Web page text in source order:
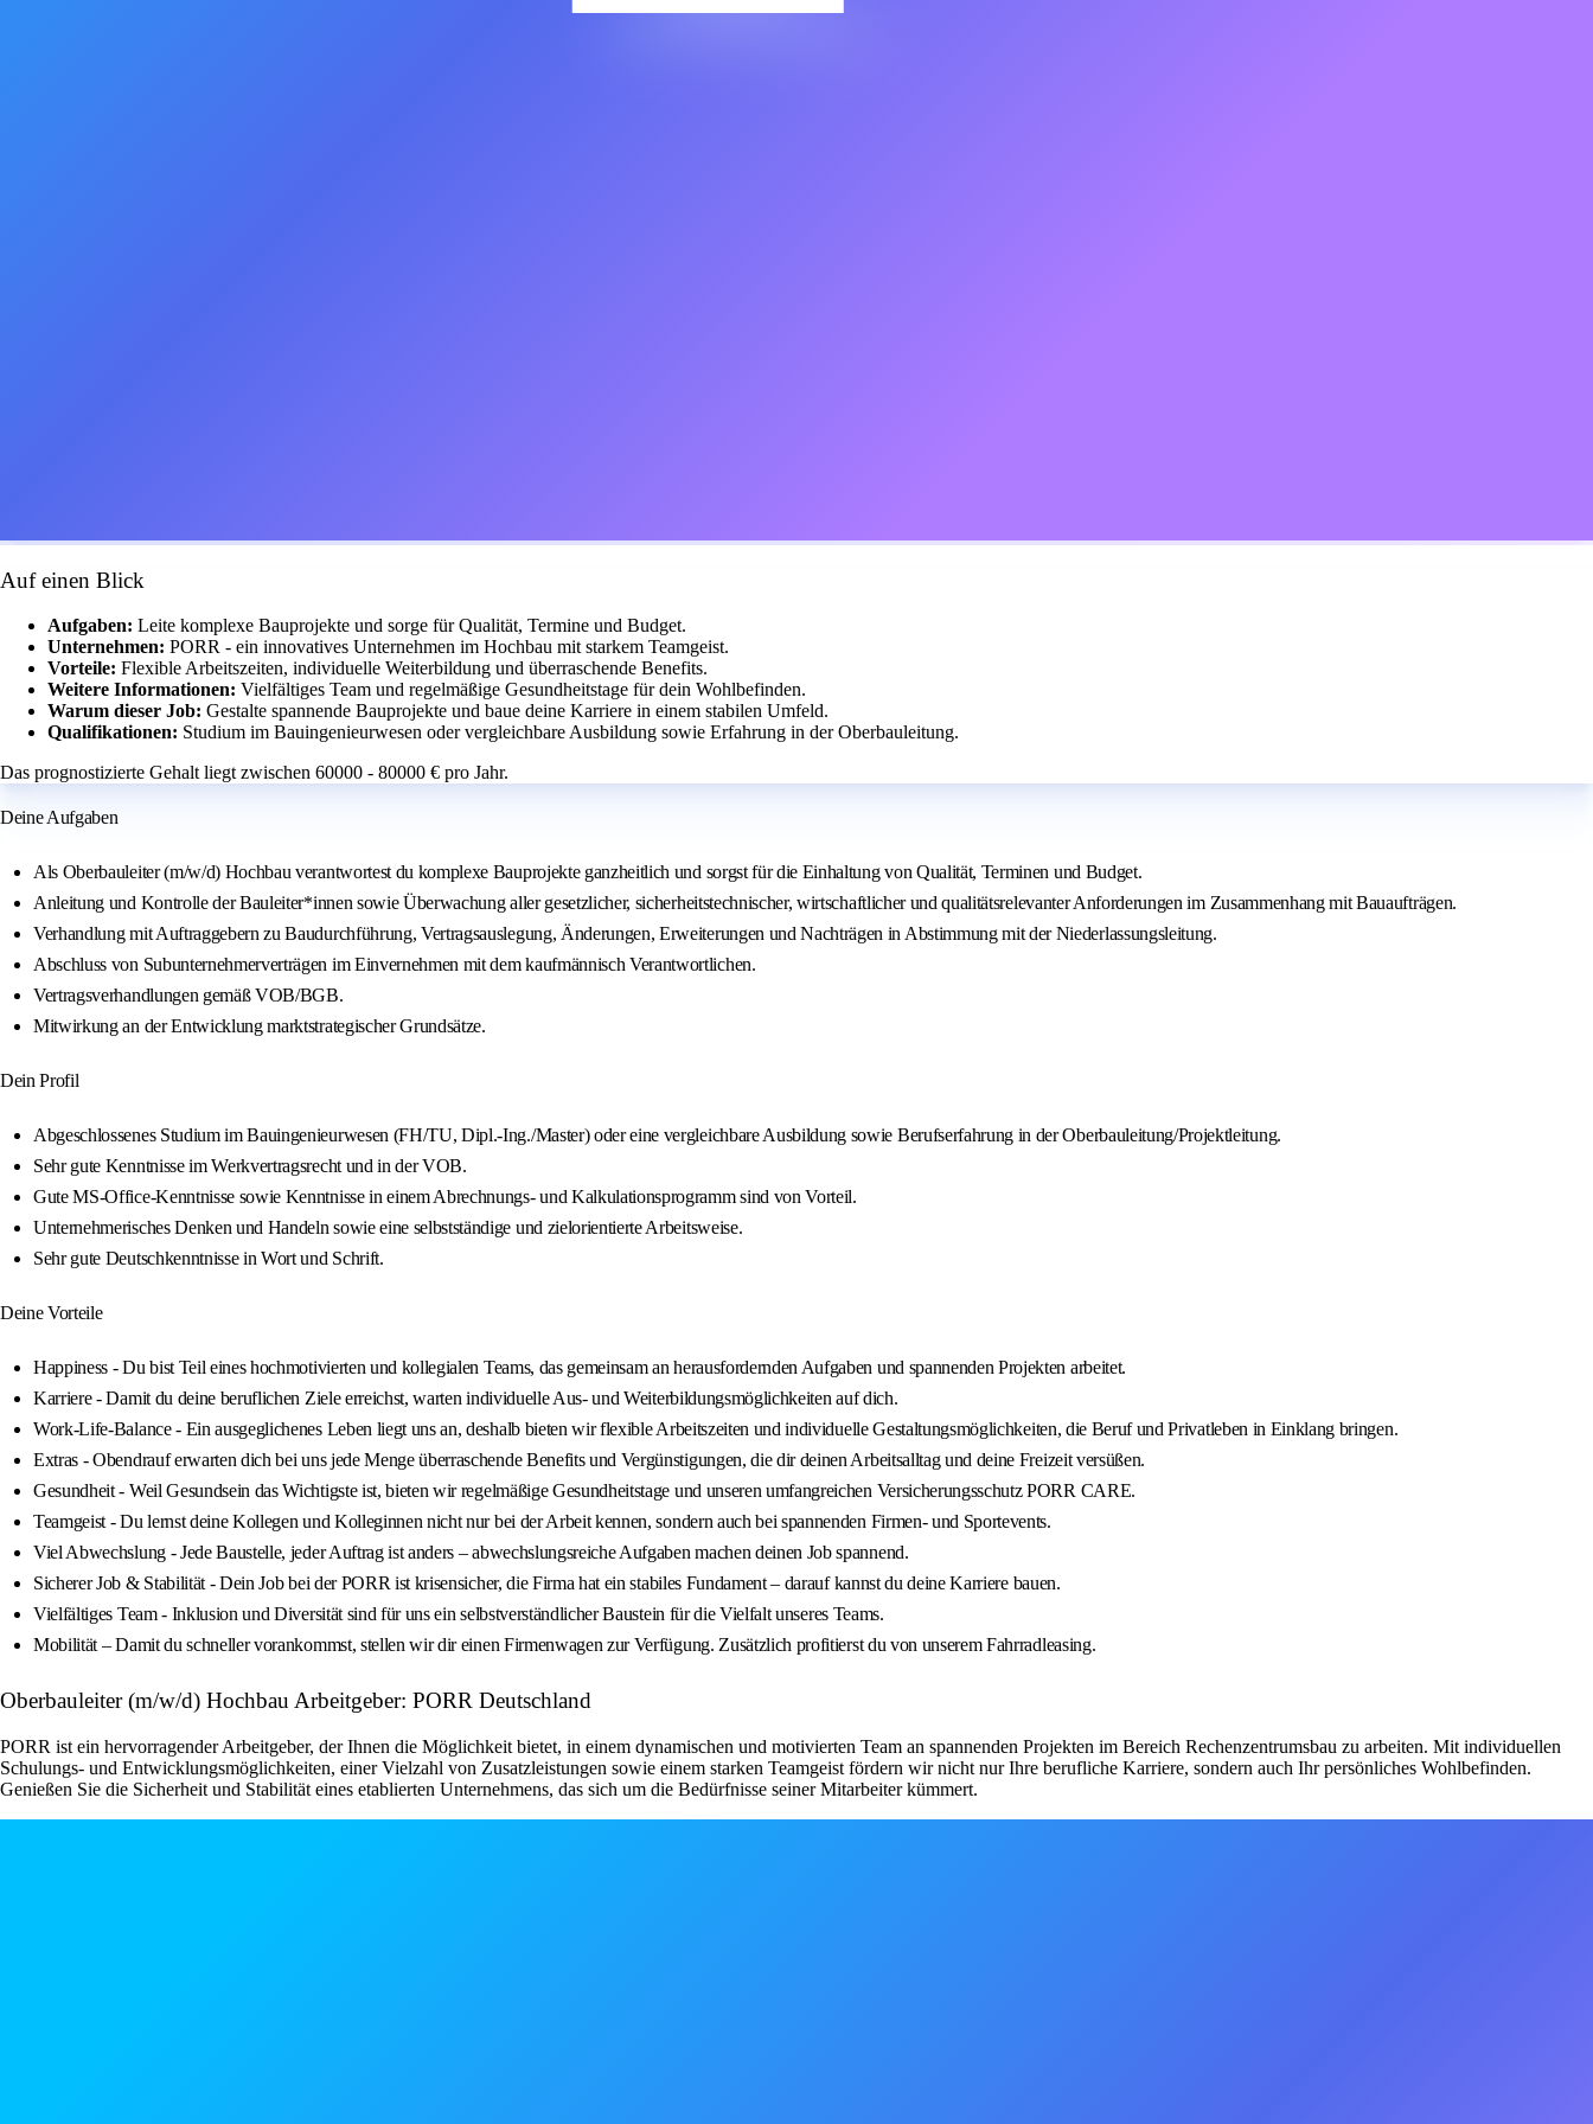
Auf einen Blick
Aufgaben: Leite komplexe Bauprojekte und sorge für Qualität, Termine und Budget.
Unternehmen: PORR - ein innovatives Unternehmen im Hochbau mit starkem Teamgeist.
Vorteile: Flexible Arbeitszeiten, individuelle Weiterbildung und überraschende Benefits.
Weitere Informationen: Vielfältiges Team und regelmäßige Gesundheitstage für dein Wohlbefinden.
Warum dieser Job: Gestalte spannende Bauprojekte und baue deine Karriere in einem stabilen Umfeld.
Qualifikationen: Studium im Bauingenieurwesen oder vergleichbare Ausbildung sowie Erfahrung in der Oberbauleitung.
Das prognostizierte Gehalt liegt zwischen 60000 - 80000 € pro Jahr.
Deine Aufgaben
Als Oberbauleiter (m/w/d) Hochbau verantwortest du komplexe Bauprojekte ganzheitlich und sorgst für die Einhaltung von Qualität, Terminen und Budget.
Anleitung und Kontrolle der Bauleiter*innen sowie Überwachung aller gesetzlicher, sicherheitstechnischer, wirtschaftlicher und qualitätsrelevanter Anforderungen im Zusammenhang mit Bauaufträgen.
Verhandlung mit Auftraggebern zu Baudurchführung, Vertragsauslegung, Änderungen, Erweiterungen und Nachträgen in Abstimmung mit der Niederlassungsleitung.
Abschluss von Subunternehmerverträgen im Einvernehmen mit dem kaufmännisch Verantwortlichen.
Vertragsverhandlungen gemäß VOB/BGB.
Mitwirkung an der Entwicklung marktstrategischer Grundsätze.
Dein Profil
Abgeschlossenes Studium im Bauingenieurwesen (FH/TU, Dipl.-Ing./Master) oder eine vergleichbare Ausbildung sowie Berufserfahrung in der Oberbauleitung/Projektleitung.
Sehr gute Kenntnisse im Werkvertragsrecht und in der VOB.
Gute MS-Office-Kenntnisse sowie Kenntnisse in einem Abrechnungs- und Kalkulationsprogramm sind von Vorteil.
Unternehmerisches Denken und Handeln sowie eine selbstständige und zielorientierte Arbeitsweise.
Sehr gute Deutschkenntnisse in Wort und Schrift.
Deine Vorteile
Happiness - Du bist Teil eines hochmotivierten und kollegialen Teams, das gemeinsam an herausfordernden Aufgaben und spannenden Projekten arbeitet.
Karriere - Damit du deine beruflichen Ziele erreichst, warten individuelle Aus- und Weiterbildungsmöglichkeiten auf dich.
Work-Life-Balance - Ein ausgeglichenes Leben liegt uns an, deshalb bieten wir flexible Arbeitszeiten und individuelle Gestaltungsmöglichkeiten, die Beruf und Privatleben in Einklang bringen.
Extras - Obendrauf erwarten dich bei uns jede Menge überraschende Benefits und Vergünstigungen, die dir deinen Arbeitsalltag und deine Freizeit versüßen.
Gesundheit - Weil Gesundsein das Wichtigste ist, bieten wir regelmäßige Gesundheitstage und unseren umfangreichen Versicherungsschutz PORR CARE.
Teamgeist - Du lernst deine Kollegen und Kolleginnen nicht nur bei der Arbeit kennen, sondern auch bei spannenden Firmen- und Sportevents.
Viel Abwechslung - Jede Baustelle, jeder Auftrag ist anders – abwechslungsreiche Aufgaben machen deinen Job spannend.
Sicherer Job & Stabilität - Dein Job bei der PORR ist krisensicher, die Firma hat ein stabiles Fundament – darauf kannst du deine Karriere bauen.
Vielfältiges Team - Inklusion und Diversität sind für uns ein selbstverständlicher Baustein für die Vielfalt unseres Teams.
Mobilität – Damit du schneller vorankommst, stellen wir dir einen Firmenwagen zur Verfügung. Zusätzlich profitierst du von unserem Fahrradleasing.
Oberbauleiter (m/w/d) Hochbau Arbeitgeber: PORR Deutschland
PORR ist ein hervorragender Arbeitgeber, der Ihnen die Möglichkeit bietet, in einem dynamischen und motivierten Team an spannenden Projekten im Bereich Rechenzentrumsbau zu arbeiten. Mit individuellen
Schulungs- und Entwicklungsmöglichkeiten, einer Vielzahl von Zusatzleistungen sowie einem starken Teamgeist fördern wir nicht nur Ihre berufliche Karriere, sondern auch Ihr persönliches Wohlbefinden.
Genießen Sie die Sicherheit und Stabilität eines etablierten Unternehmens, das sich um die Bedürfnisse seiner Mitarbeiter kümmert.